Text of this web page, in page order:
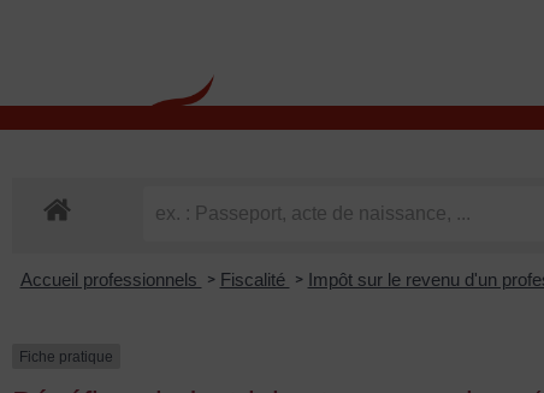
Accueil professionnels > Fiscalité > Impôt sur le revenu d'un
Fiche pratique